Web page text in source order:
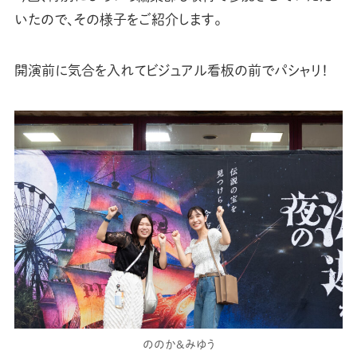
いたので、その様子をご紹介します。
開演前に気合を入れてビジュアル看板の前でパシャリ！
ののか&みゆう